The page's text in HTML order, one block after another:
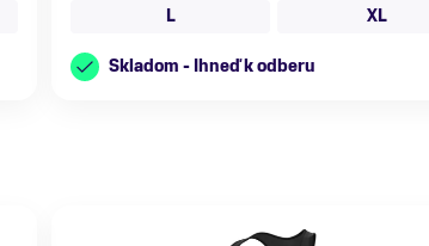
L
XL
Skladom - Ihneď k odberu